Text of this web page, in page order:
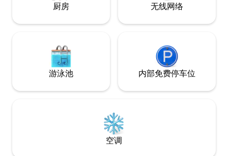
厨房 无线网络
游泳池 内部免费停车位
空调